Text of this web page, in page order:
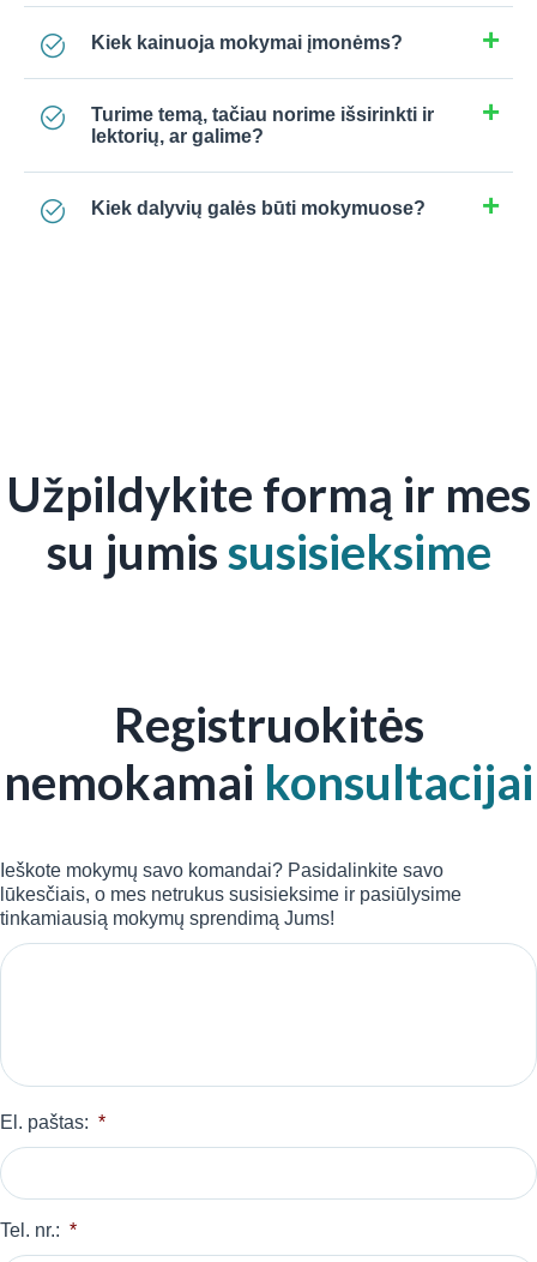
Kiek kainuoja mokymai įmonėms?
Turime temą, tačiau norime išsirinkti ir
lektorių, ar galime?
Kiek dalyvių galės būti mokymuose?
Užpildykite formą ir mes
su jumissusisieksime
Registruokitės
nemokamai konsultacijai
Ieškote mokymų savo komandai? Pasidalinkite savo
lūkesčiais, o mes netrukus susisieksime ir pasiūlysime
tinkamiausią mokymų sprendimą Jums!
El. paštas: *
Tel. nr.: *